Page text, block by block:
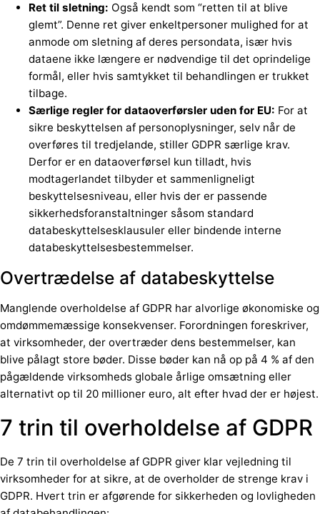
Ret til sletning: Også kendt som “retten til at blive
glemt”. Denne ret giver enkeltpersoner mulighed for at
anmode om sletning af deres persondata, især hvis
dataene ikke længere er nødvendige til det oprindelige
formål, eller hvis samtykket til behandlingen er trukket
tilbage.
Særlige regler for dataoverførsler uden for EU: For at
sikre beskyttelsen af personoplysninger, selv når de
overføres til tredjelande, stiller GDPR særlige krav.
Derfor er en dataoverførsel kun tilladt, hvis
modtagerlandet tilbyder et sammenligneligt
beskyttelsesniveau, eller hvis der er passende
sikkerhedsforanstaltninger såsom standard
databeskyttelsesklausuler eller bindende interne
databeskyttelsesbestemmelser.
Overtrædelse af databeskyttelse
Manglende overholdelse af GDPR har alvorlige økonomiske og
omdømmemæssige konsekvenser. Forordningen foreskriver,
at virksomheder, der overtræder dens bestemmelser, kan
blive pålagt store bøder. Disse bøder kan nå op på 4 % af den
pågældende virksomheds globale årlige omsætning eller
alternativt op til 20 millioner euro, alt efter hvad der er højest.
7 trin til overholdelse af GDPR
De 7 trin til overholdelse af GDPR giver klar vejledning til
virksomheder for at sikre, at de overholder de strenge krav i
GDPR. Hvert trin er afgørende for sikkerheden og lovligheden